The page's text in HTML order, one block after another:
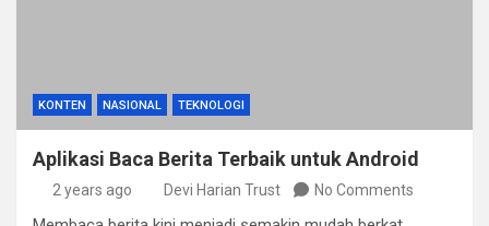
KONTEN NASIONAL TEKNOLOGI
Aplikasi Baca Berita Terbaik untuk Android
2 years ago Devi Harian Trust No Comments